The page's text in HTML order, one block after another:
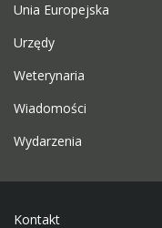
Unia Europejska
Urzędy
Weterynaria
Wiadomości
Wydarzenia
Kontakt